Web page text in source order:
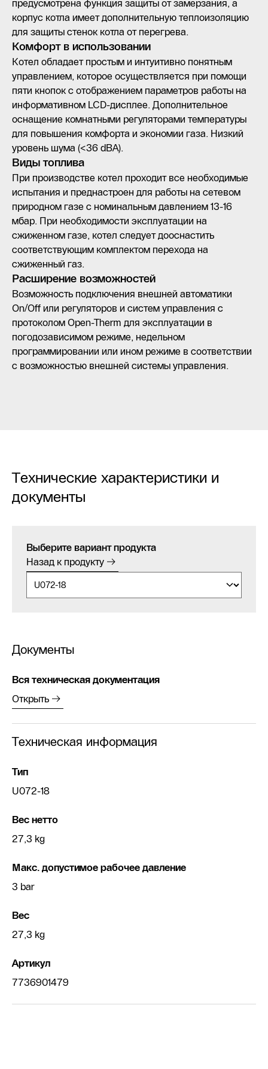
предусмотрена функция защиты от замерзания, а
корпус котла имеет дополнительную теплоизоляцию
для защиты стенок котла от перегрева.
Комфорт в использовании
Котел обладает простым и интуитивно понятным
управлением, которое осуществляется при помощи
пяти кнопок с отображением параметров работы на
информативном LCD-дисплее. Дополнительное
оснащение комнатными регуляторами температуры
для повышения комфорта и экономии газа. Низкий
уровень шума (<36 dBA).
Виды топлива
При производстве котел проходит все необходимые
испытания и преднастроен для работы на сетевом
природном газе с номинальным давлением 13-16
мбар. При необходимости эксплуатации на
сжиженном газе, котел следует дооснастить
соответствующим комплектом перехода на
сжиженный газ.
Расширение возможностей
Возможность подключения внешней автоматики
On/Off или регуляторов и систем управления с
протоколом Open-Therm для эксплуатации в
погодозависимом режиме, недельном
программировании или ином режиме в соответствии
с возможностью внешней системы управления.
Технические характеристики и
документы
Выберите вариант продукта
Назад к продукту
Документы
Вся техническая документация
Открыть
Техническая информация
Тип
U072-18
Вес нетто
27,3 kg
Макс. допустимое рабочее давление
3 bar
Вес
27,3 kg
Артикул
7736901479